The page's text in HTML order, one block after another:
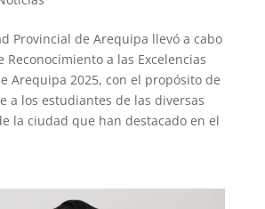
Provincial de Arequipa llevó a cabo
Reconocimiento a las Excelencias
Arequipa 2025, con el propósito de
a los estudiantes de las diversas
la ciudad que han destacado en el